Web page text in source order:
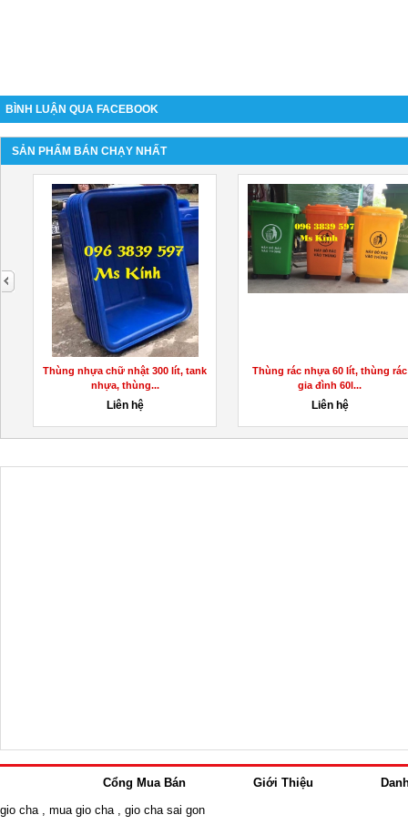
BÌNH LUẬN QUA FACEBOOK
SẢN PHẨM BÁN CHẠY NHẤT
Thùng nhựa chữ nhật 300 lít, tank
nhựa, thùng...
Liên hệ
Thùng rác nhựa 60 lít, thùng rác
gia đình 60l...
Liên hệ
next
Cổng Mua Bán Giới Thiệu
gio cha
mua gio cha gio cha sai gon